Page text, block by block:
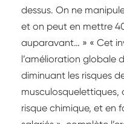
dessus. On ne
et on peut en mettre
auparavant… » « Cet
l’amélioration globale
diminuant les risques
musculosquelettiques,
risque chimique, et en